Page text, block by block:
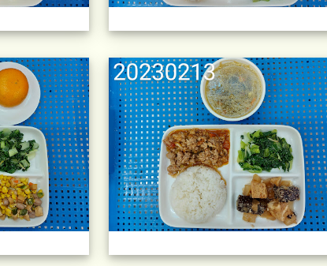
午餐擺盤 (上課日更新-111學年度)